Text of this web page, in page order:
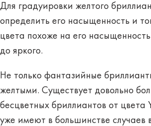
Для градуировки желтого
определить его насыщенность и
цвета похоже на его
до яркого.
Не только фантазийные
желтыми. Существует довольно
бесцветных бриллиантов от
уже имеют в большинстве